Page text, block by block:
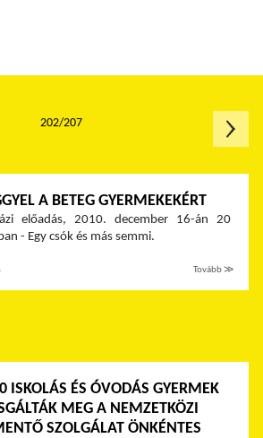
A BETEG GYERMEKEKÉRT
előadás, 2010. december 16-án 20
- Egy csók és más semmi.
Tovább ≫
ISKOLÁS ÉS ÓVODÁS GYERMEK
MEG A NEMZETKÖZI
SZOLGÁLAT ÖNKÉNTES
202/207